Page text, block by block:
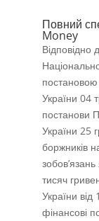
Повний
Money
України 04
постанови
України 25
боржників
тисяч
України
фінансові